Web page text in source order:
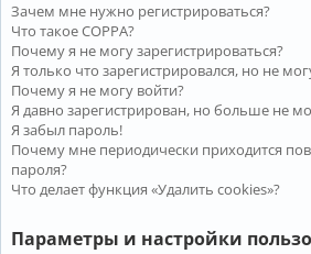
к
и
и
е
н
та
ц
и
я
Зачем мне нужно регистрироваться?
Что такое COPPA?
Почему я не могу зарегистрироваться?
Я только что зарегистрировался, но не
Почему я не могу войти?
Я давно зарегистрирован, но больше не
Я забыл пароль!
Почему мне периодически приходится
пароля?
Что делает функция «Удалить cookies»?
Параметры и настройки